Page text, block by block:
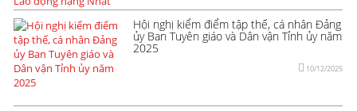
Hội nghị kiểm điểm tập thế, cá nhân Đảng
ủy Ban Tuyên giáo và Dân vận Tỉnh ủy năm
2025
10/12/2025